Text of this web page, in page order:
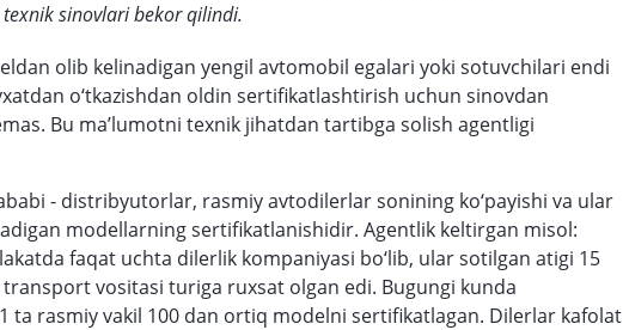
sinovlari bekor qilindi.
olib kelinadigan yengil avtomobil egalari yoki sotuvchilari endi
o‘tkazishdan oldin sertifikatlashtirish uchun sinovdan
Bu ma’lumotni texnik jihatdan tartibga solish agentligi
- distribyutorlar, rasmiy avtodilerlar sonining ko‘payishi va ular
modellarning sertifikatlanishidir. Agentlik keltirgan misol:
faqat uchta dilerlik kompaniyasi bo‘lib, ular sotilgan atigi 15
vositasi turiga ruxsat olgan edi. Bugungi kunda
ta rasmiy vakil 100 dan ortiq modelni sertifikatlagan. Dilerlar kafolat